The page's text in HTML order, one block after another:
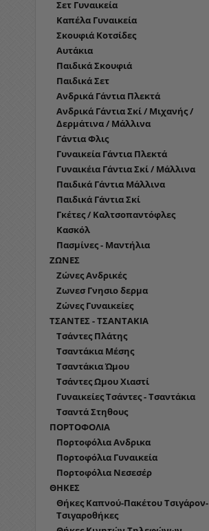
Σετ Γυναικεία
Καπέλα Γυναικεία
Σκουφιά Κοτσίδες
Αυτάκια
Παιδικά Σκουφιά
Παιδικά Σετ
Ανδρικά Γάντια Πλεκτά
Ανδρικά Γάντια Σκί / Μιχανής /
Δερμάτινα / Μάλλινα
Γάντια Φλις
Γυναικεία Γάντια Πλεκτά
Γυναικέια Γάντια Σκί / Μάλλινα
Παιδικά Γάντια Μάλλινα
Παιδικά Γάντια Σκί
Γκέτες / Καλτσοπαντόφλες
Κασκόλ
Πασμίνες - Μαντήλια
ΖΩΝΕΣ
Ζώνες Ανδρικές
Ζωνεσ Γνησιο δερμα
Ζώνες Γυναικείες
ΤΣΑΝΤΕΣ - ΤΣΑΝΤΑΚΙΑ
Τσάντες Πλάτης
Τσαντάκια Μέσης
Τσαντάκια Ώμου
Τσάντες Ωμου Χιαστί
Γυναικείες Τσάντες - Τσαντάκια
Τσαντά Στηθους
ΠΟΡΤΟΦΟΛΙΑ
Πορτοφόλια Ανδρικα
Πορτοφόλια Γυναικεία
Πορτοφόλια Νεσεσέρ
ΘΗΚΕΣ
Θήκες Καπνού-Πακέτου Τσιγάρον-
Τσιγαροθήκες